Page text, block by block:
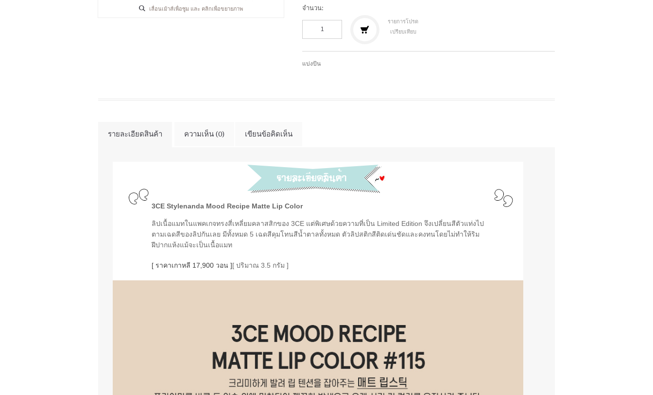
เลื่อนเม้าส์เพื่อซูม และ คลิกเพื่อขยายภาพ จำนวน:
รายการโปรด
เปรียบเทียบ
แบ่งปัน
รายละเอียดสินค้า ความเห็น (0) เขียนข้อคิดเห็น
3CE Stylenanda Mood Recipe Matte Lip Color
ลิปเนื้อแมทในแพคเกจทรงสี่เหลี่ยมคลาสสิกของ 3CE แต่พิเศษด้วยความที่เป็น Limited Edition จึงเปลี่ยนสีตัวแท่งไป
ตามเฉดสีของลิปกันเลย มีทั้งหมด 5 เฉดสีคุมโทนสีน้ำตาลทั้งหมด ตัวลิปสติกสีติดเด่นชัดและคงทนโดยไม่ทำให้ริม
ฝีปากแห้งแม้จะเป็นเนื้อแมท
[ ราคาเกาหลี 17,900 วอน ][ ปริมาณ 3.5 กรัม ]